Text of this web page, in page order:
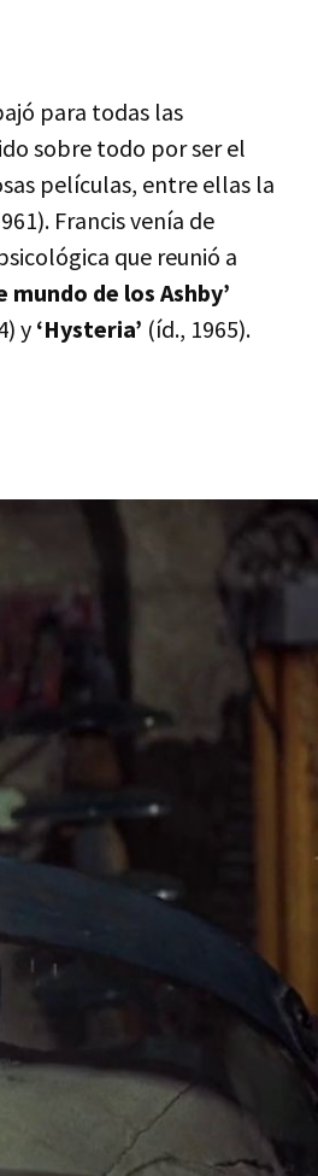
para todas las
sobre todo por ser el
películas, entre ellas la
Francis venía de
que reunió a
mundo de los Ashby’
y ‘Hysteria’ (íd., 1965).